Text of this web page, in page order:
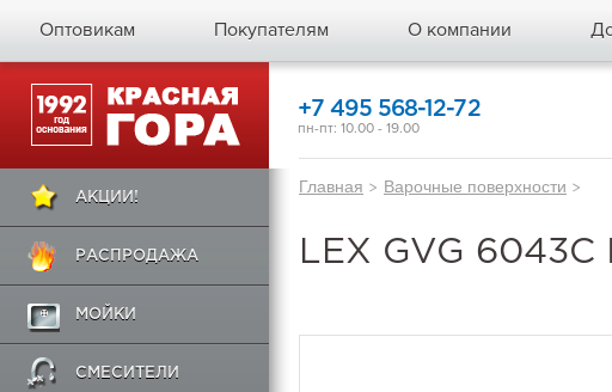
Оптовикам Покупателям О компании
АКЦИИ!
РАСПРОДАЖА
МОЙКИ
СМЕСИТЕЛИ
+7 495 568-12-72
пн-пт: 10.00 - 19.00
Главная > Варочные поверхности >
LEX GVG 6043C